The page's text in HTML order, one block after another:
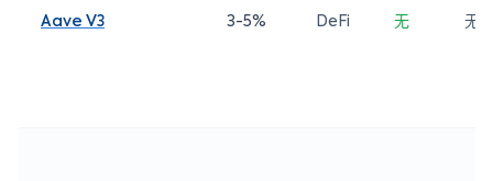
Aave V3 3-5% DeFi 无 无